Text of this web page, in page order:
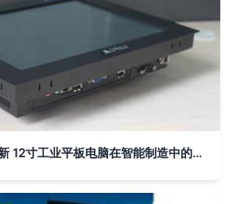
工业控制电脑的革新 12寸工业平板电脑在智能制造中的应用与优势